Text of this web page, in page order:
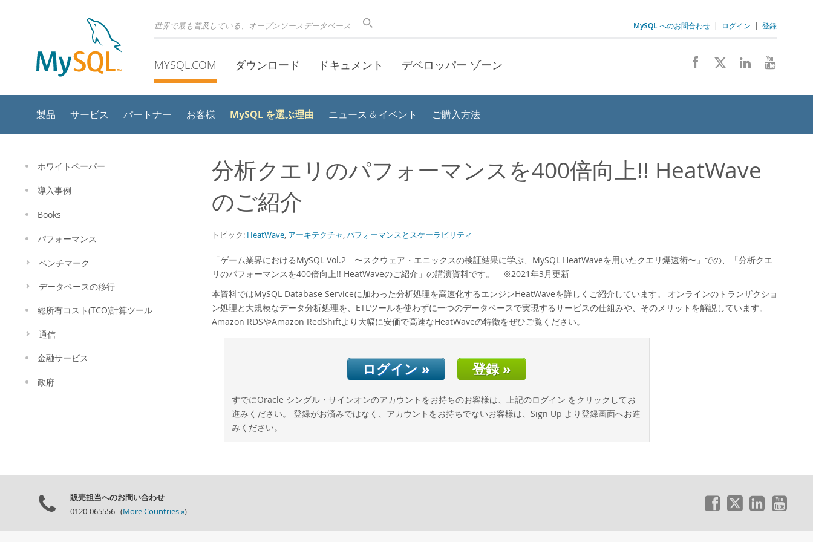
世界で最も普及している、オープンソースデータベース MySQL へのお問合わせ | ログイン | 登録
MYSQL.COM ダウンロード ドキュメント デベロッパー ゾーン
製品 サービス パートナー お客様 MySQL を選ぶ理由 ニュース & イベント ご購入方法
ホワイトペーパー
導入事例
Books
パフォーマンス
ベンチマーク
データベースの移行
総所有コスト(TCO)計算ツール
通信
金融サービス
政府
分析クエリのパフォーマンスを400倍向上!! HeatWave
のご紹介
トピック: HeatWave, アーキテクチャ,パフォーマンスとスケーラビリティ
「ゲーム業界におけるMySQL Vol.2 〜スクウェア・エニックスの検証結果に学ぶ、MySQL HeatWaveを用いたクエリ爆速術〜」での、「分析クエ
リのパフォーマンスを400倍向上!! HeatWaveのご紹介」の講演資料です。 ※2021年3月更新
本資料ではMySQL Database Serviceに加わった分析処理を高速化するエンジンHeatWaveを詳しくご紹介しています。 オンラインのトランザクショ
ン処理と大規模なデータ分析処理を、ETLツールを使わずに一つのデータベースで実現するサービスの仕組みや、そのメリットを解説しています。
Amazon RDSやAmazon RedShiftより大幅に安価で高速なHeatWaveの特徴をぜひご覧ください。
ログイン » 登録 »
すでにOracle シングル・サインオンのアカウントをお持ちのお客様は、上記のログイン をクリックしてお
進みください。 登録がお済みではなく、アカウントをお持ちでないお客様は、Sign Up より登録画面へお進
みください。
販売担当へのお問い合わせ
0120-065556 (More Countries »)